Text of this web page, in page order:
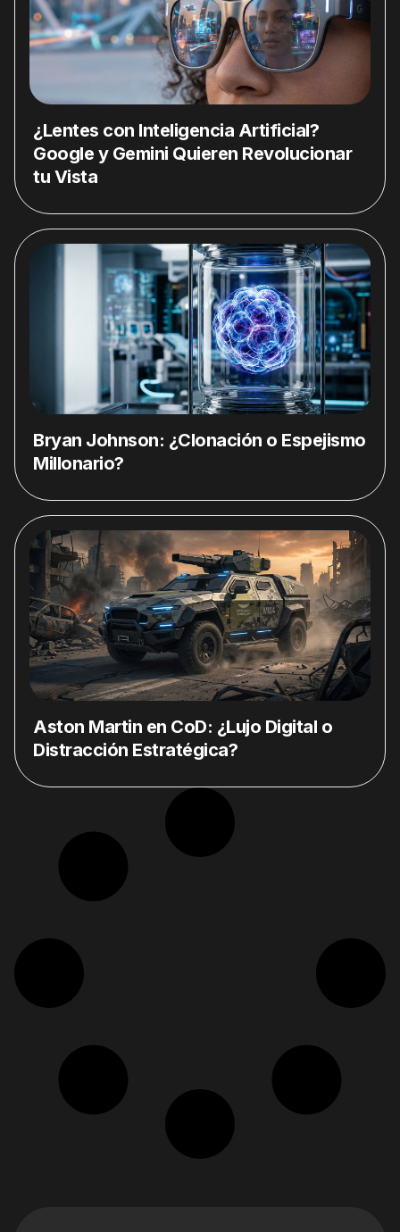
¿Lentes con Inteligencia Artificial?
Google y Gemini Quieren Revolucionar
tu Vista
Bryan Johnson: ¿Clonación o Espejismo
Millonario?
Aston Martin en CoD: ¿Lujo Digital o
Distracción Estratégica?